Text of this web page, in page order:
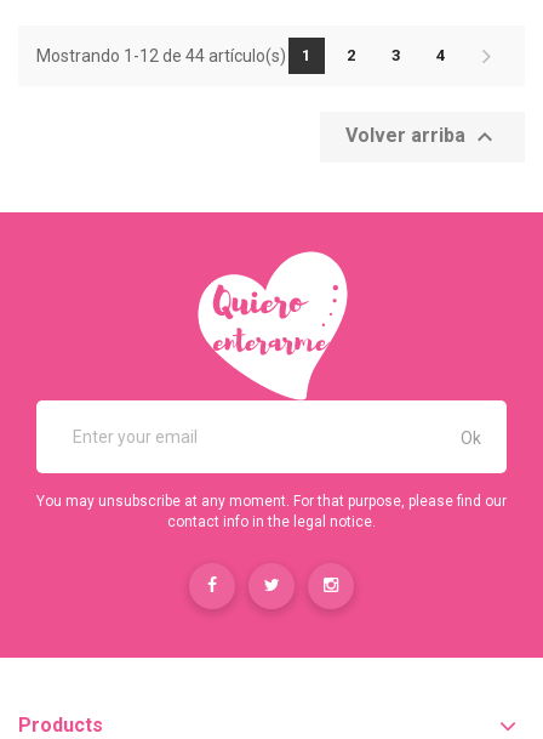
Mostrando 1-12 de 44 artículo(s) 1 2 3 4
Volver arriba 
You may unsubscribe at any moment. For that purpose, please find our
contact info in the legal notice.
Products